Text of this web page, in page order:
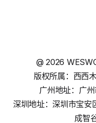
@2026
版权所属：西西
广州地址：广
深圳地址：深圳市宝安
成智